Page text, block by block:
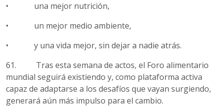
• una mejor nutrición,
• un mejor medio ambiente,
• y una vida mejor, sin dejar a nadie atrás.
61. Tras esta semana de actos, el Foro alimentario
mundial seguirá existiendo y, como plataforma activa
capaz de adaptarse a los desafíos que vayan surgiendo,
generará aún más impulso para el cambio.